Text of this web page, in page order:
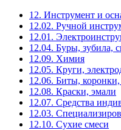
12. Инструмент и
12.02. Ручной
12.01.
12.04. Буры, зубила,
12.09. Химия
12.05. Круги,
12.06. Биты,
12.08. Краски, эмали
12.07. Средства
12.03.
12.10. Сухие смеси